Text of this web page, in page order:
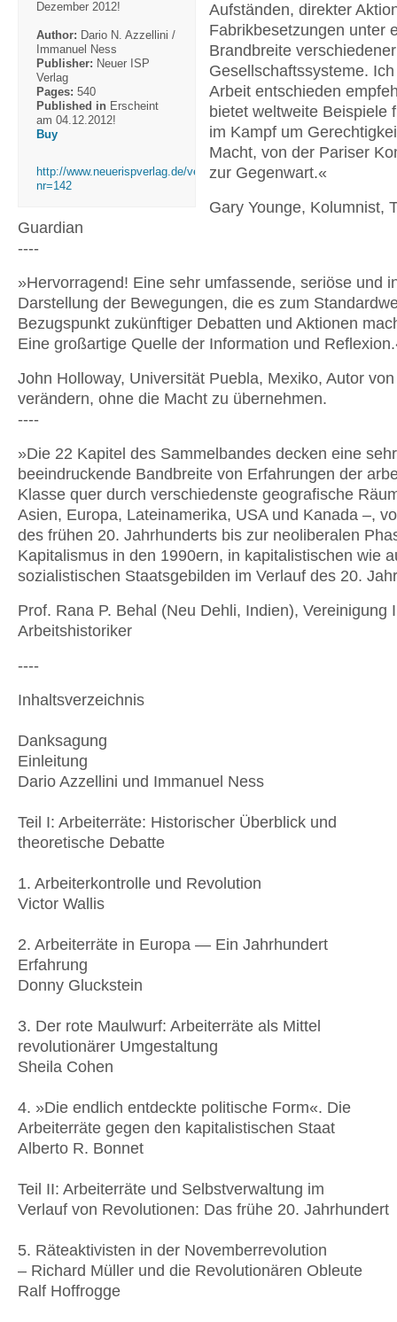
Dezember 2012!
Author: Dario N. Azzellini /
Immanuel Ness
Publisher: Neuer ISP
Verlag
Pages: 540
Published in Erscheint
am 04.12.2012!
Buy
http://www.neuerispverlag.de/verweis.php?
nr=142
Aufständen, direkter
Fabrikbesetzungen unter
Brandbreite verschiedener
Gesellschaftssysteme.
Arbeit entschieden
bietet weltweite Beispiele
im Kampf um
Macht, von der Pariser
zur Gegenwart.«
Gary Younge, Kolumnist,
Guardian
----
»Hervorragend! Eine sehr umfassende, seriöse und
Darstellung der Bewegungen, die es zum
Bezugspunkt zukünftiger Debatten und Aktionen
Eine großartige Quelle der Information und
John Holloway, Universität Puebla, Mexiko, Autor
verändern, ohne die Macht zu übernehmen.
----
»Die 22 Kapitel des Sammelbandes decken eine sehr
beeindruckende Bandbreite von Erfahrungen der
Klasse quer durch verschiedenste geografische
Asien, Europa, Lateinamerika, USA und Kanada –,
des frühen 20. Jahrhunderts bis zur neoliberalen
Kapitalismus in den 1990ern, in kapitalistischen wie
sozialistischen Staatsgebilden im Verlauf des 20.
Prof. Rana P. Behal (Neu Dehli, Indien), Vereinigung
Arbeitshistoriker
----
Inhaltsverzeichnis
Danksagung
Einleitung
Dario Azzellini und Immanuel Ness
Teil I: Arbeiterräte: Historischer Überblick und
theoretische Debatte
1. Arbeiterkontrolle und Revolution
Victor Wallis
2. Arbeiterräte in Europa — Ein Jahrhundert
Erfahrung
Donny Gluckstein
3. Der rote Maulwurf: Arbeiterräte als Mittel
revolutionärer Umgestaltung
Sheila Cohen
4. »Die endlich entdeckte politische Form«. Die
Arbeiterräte gegen den kapitalistischen Staat
Alberto R. Bonnet
Teil II: Arbeiterräte und Selbstverwaltung im
Verlauf von Revolutionen: Das frühe 20. Jahrhundert
5. Räteaktivisten in der Novemberrevolution
– Richard Müller und die Revolutionären Obleute
Ralf Hoffrogge